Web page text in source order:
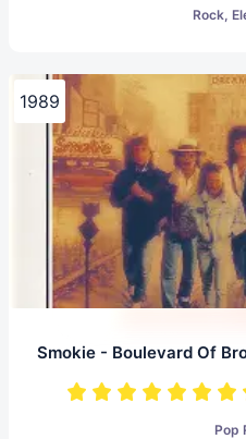
Rock,
1989
Smokie - Boulevard Of
Pop